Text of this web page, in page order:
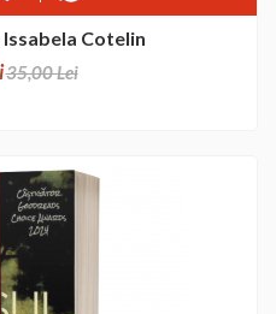
Issabela Cotelin
35,00 Lei